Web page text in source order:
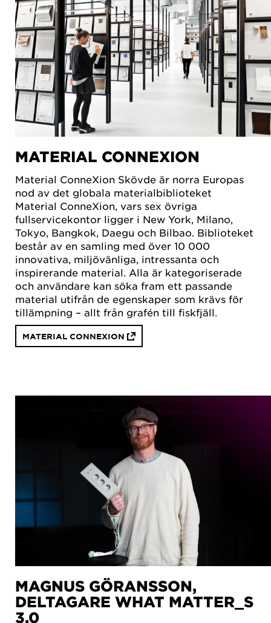
MATERIAL CONNEXION
Material ConneXion Skövde är norra Europas
nod av det globala materialbiblioteket
Material ConneXion, vars sex övriga
fullservicekontor ligger i New York, Milano,
Tokyo, Bangkok, Daegu och Bilbao. Biblioteket
består av en samling med över 10 000
innovativa, miljövänliga, intressanta och
inspirerande material. Alla är kategoriserade
och användare kan söka fram ett passande
material utifrån de egenskaper som krävs för
tillämpning – allt från grafén till fiskfjäll.
MATERIAL CONNEXION
MAGNUS GÖRANSSON,
DELTAGARE WHAT MATTER_S
3.0